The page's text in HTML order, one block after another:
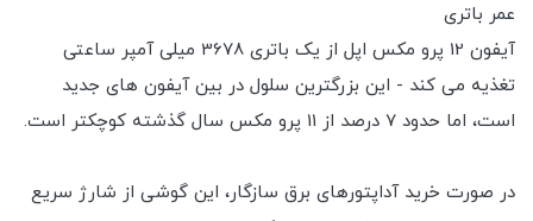
عمر باتری
آیفون 12 پرو مکس اپل از یک باتری 3678 میلی آمپر ساعتی
تغذیه می کند - این بزرگترین سلول در بین آیفون های جدید
است، اما حدود 7 درصد از 11 پرو مکس سال گذشته کوچکتر است.
در صورت خرید آداپتورهای برق سازگار، این گوشی از شارژ سریع